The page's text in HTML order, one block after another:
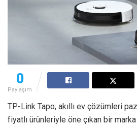
0
Paylaşım
TP-Link Tapo, akıllı ev çözümleri
fiyatlı ürünleriyle öne çıkan bir